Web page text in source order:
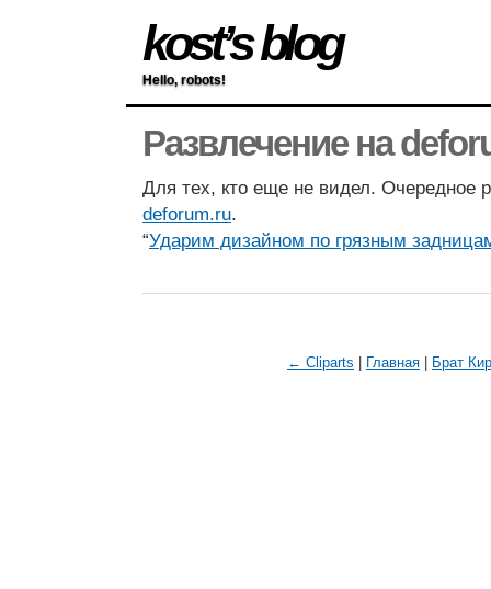
kost’s blog
Hello, robots!
Развлечение на
Для тех, кто еще не видел. Очередное
deforum.ru.
“Ударим дизайном по грязным
← Cliparts Главная Брат